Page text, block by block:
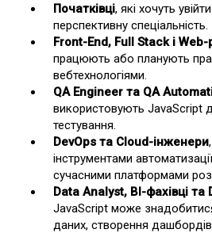
Початківці, які хочуть
перспективну спеціальність.
Front-End, Full Stack і
працюють або планують
вебтехнологіями.
QA Engineer та QA
використовують JavaScript
тестування.
DevOps та Cloud-інженери
інструментами
сучасними платформами
Data Analyst, BI-фахівці та
JavaScript може знадобитися
даних, створення